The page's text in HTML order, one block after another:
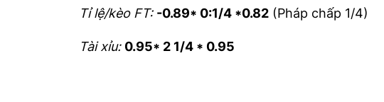
Tỉ lệ/kèo FT: -0.89* 0:1/4 *0.82 (Pháp chấp 1/4)
Tài xỉu: 0.95* 2 1/4 * 0.95